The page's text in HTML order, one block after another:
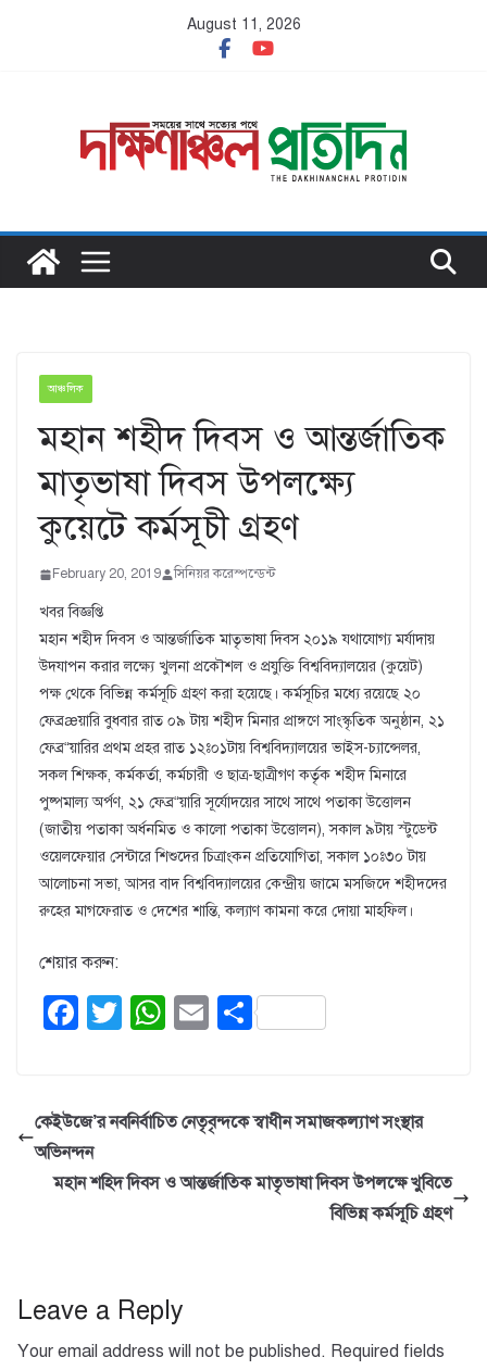
August 11, 2026
আঞ্চলিক
মহান শহীদ দিবস ও আন্তর্জাতিক
মাতৃভাষা দিবস উপলক্ষ্যে
কুয়েটে কর্মসূচী গ্রহণ
February 20, 2019 সিনিয়র করেস্পন্ডেন্ট
খবর বিজ্ঞপ্তি
মহান শহীদ দিবস ও আন্তর্জাতিক মাতৃভাষা দিবস ২০১৯ যথাযোগ্য মর্যাদায়
উদযাপন করার লক্ষ্যে খুলনা প্রকৌশল ও প্রযুক্তি বিশ্ববিদ্যালয়ের (কুয়েট)
পক্ষ থেকে বিভিন্ন কর্মসূচি গ্রহণ করা হয়েছে। কর্মসূচির মধ্যে রয়েছে ২০
ফেব্রæয়ারি বুধবার রাত ০৯ টায় শহীদ মিনার প্রাঙ্গণে সাংস্কৃতিক অনুষ্ঠান, ২১
ফেব্র“য়ারির প্রথম প্রহর রাত ১২ঃ০১টায় বিশ্ববিদ্যালয়ের ভাইস-চ্যান্সেলর,
সকল শিক্ষক, কর্মকর্তা, কর্মচারী ও ছাত্র-ছাত্রীগণ কর্তৃক শহীদ মিনারে
পুষ্পমাল্য অর্পণ, ২১ ফেব্র“য়ারি সূর্যোদয়ের সাথে সাথে পতাকা উত্তোলন
(জাতীয় পতাকা অর্ধনমিত ও কালো পতাকা উত্তোলন), সকাল ৯টায় স্টুডেন্ট
ওয়েলফেয়ার সেন্টারে শিশুদের চিত্রাংকন প্রতিযোগিতা, সকাল ১০ঃ৩০ টায়
আলোচনা সভা, আসর বাদ বিশ্ববিদ্যালয়ের কেন্দ্রীয় জামে মসজিদে শহীদদের
রুহের মাগফেরাত ও দেশের শান্তি, কল্যাণ কামনা করে দোয়া মাহফিল।
শেয়ার করুন:
F
e
b
o
T
er
W
s
p
E S
e
কেইউজে’র নবনির্বাচিত নেতৃবৃন্দকে স্বাধীন সমাজকল্যাণ সংস্থার
অভিনন্দন
মহান শহিদ দিবস ও আন্তর্জাতিক মাতৃভাষা দিবস উপলক্ষে খুবিতে
বিভিন্ন কর্মসূচি গ্রহণ
Leave a Reply
Your email address will not be published. Required fields